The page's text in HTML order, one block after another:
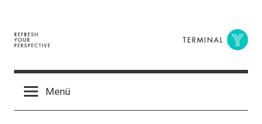
springen
Terminal
Y
Digital
BusinessMenü